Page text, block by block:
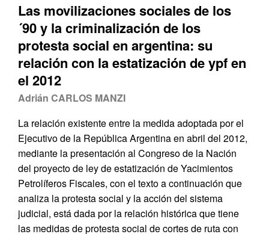
Las movilizaciones sociales de los
´90 y la criminalización de los
protesta social en argentina: su
relación con la estatización de ypf en
el 2012
Adrián CARLOS MANZI
La relación existente entre la medida adoptada por el
Ejecutivo de la República Argentina en abril del 2012,
mediante la presentación al Congreso de la Nación
del proyecto de ley de estatización de Yacimientos
Petrolíferos Fiscales, con el texto a continuación que
analiza la protesta social y la acción del sistema
judicial, está dada por la relación histórica que tiene
las medidas de protesta social de cortes de ruta con